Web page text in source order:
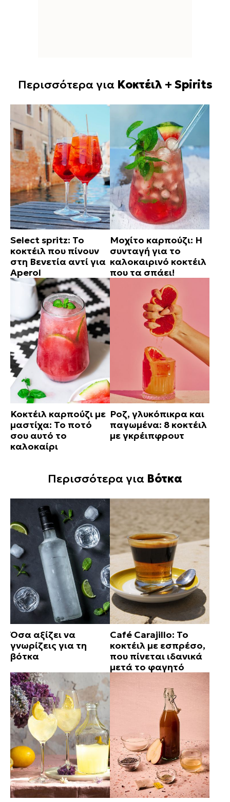
Περισσότερα για Κοκτέιλ + Spirits
Select spritz: Το
κοκτέιλ που πίνουν
στη Βενετία αντί για
Aperol
Μοχίτο καρπούζι: Η
συνταγή για το
καλοκαιρινό κοκτέιλ
που τα σπάει!
Κοκτέιλ καρπούζι με
μαστίχα: Το ποτό
σου αυτό το
καλοκαίρι
Ροζ, γλυκόπικρα και
παγωμένα: 8 κοκτέιλ
με γκρέιπφρουτ
Περισσότερα για Βότκα
Όσα αξίζει να
γνωρίζεις για τη
βότκα
Café Carajillo: Το
κοκτέιλ με εσπρέσο,
που πίνεται ιδανικά
μετά το φαγητό